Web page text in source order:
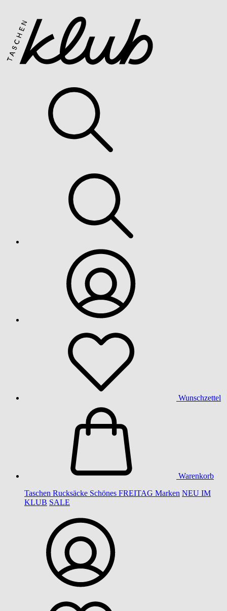
Wunschzettel
Warenkorb
Taschen Rucksäcke Schönes FREITAG Marken NEU IM
KLUB SALE